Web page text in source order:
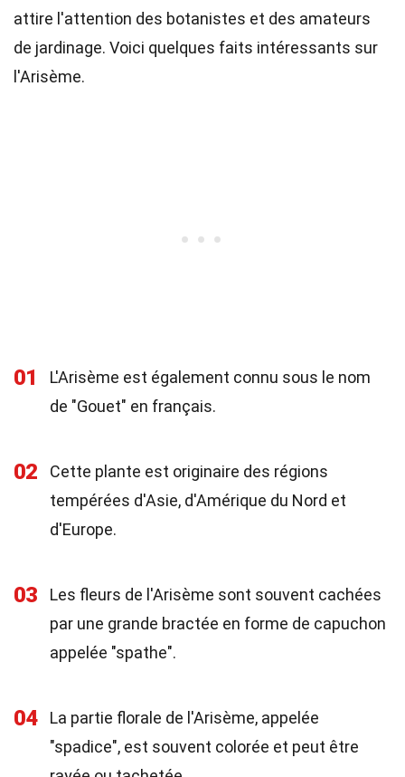
attire l'attention des botanistes et des amateurs
de jardinage. Voici quelques faits intéressants sur
l'Arisème.
01
L'Arisème est également connu sous le nom
de "Gouet" en français.
02
Cette plante est originaire des régions
tempérées d'Asie, d'Amérique du Nord et
d'Europe.
03
Les fleurs de l'Arisème sont souvent cachées
par une grande bractée en forme de capuchon
appelée "spathe".
04
La partie florale de l'Arisème, appelée
"spadice", est souvent colorée et peut être